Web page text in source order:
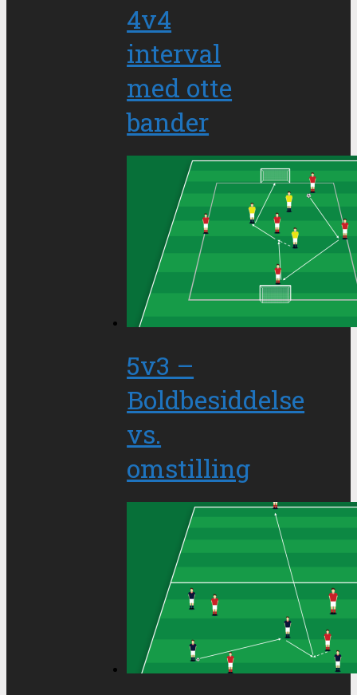
4v4
interval
med otte
bander
5v3 –
Boldbesiddelse
vs.
omstilling